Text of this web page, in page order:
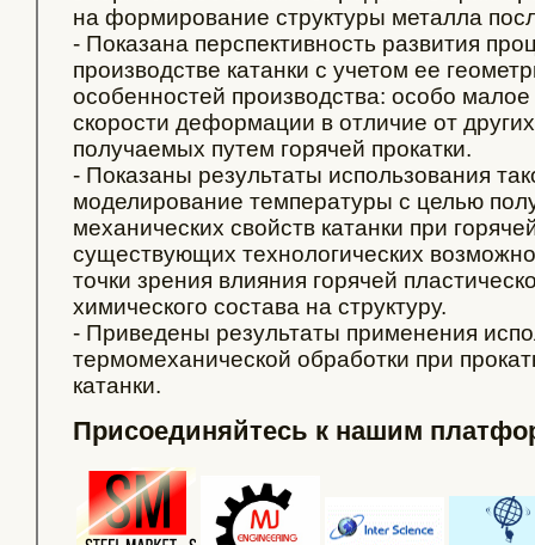
на формирование структуры металла
- Показана перспективность развития
производстве катанки с учетом ее
особенностей производства: особо
скорости деформации в отличие от
получаемых путем горячей прокатки.
- Показаны результаты использования
моделирование температуры с целью
механических свойств катанки при
существующих технологических
точки зрения влияния горячей
химического состава на структуру.
- Приведены результаты применения
термомеханической обработки при
катанки.
Присоединяйтесь к нашим